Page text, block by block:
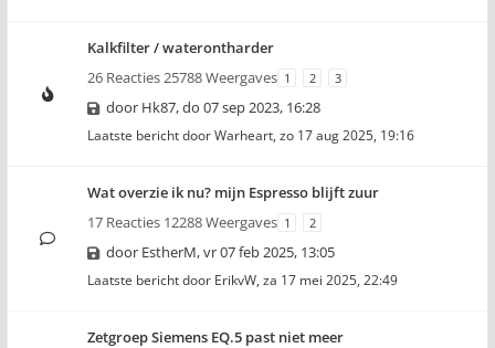
Kalkfilter / waterontharder
26 Reacties 25788 Weergaves 1 2 3
door Hk87,do 07 sep 2023, 16:28
Laatste bericht doorWarheart, zo 17 aug 2025, 19:16
Wat overzie ik nu? mijn Espresso blijft zuur
17 Reacties 12288 Weergaves 1 2
door EstherM,vr 07 feb 2025, 13:05
Laatste bericht door ErikvW, za 17 mei 2025, 22:49
Zetgroep Siemens EQ.5 past niet meer